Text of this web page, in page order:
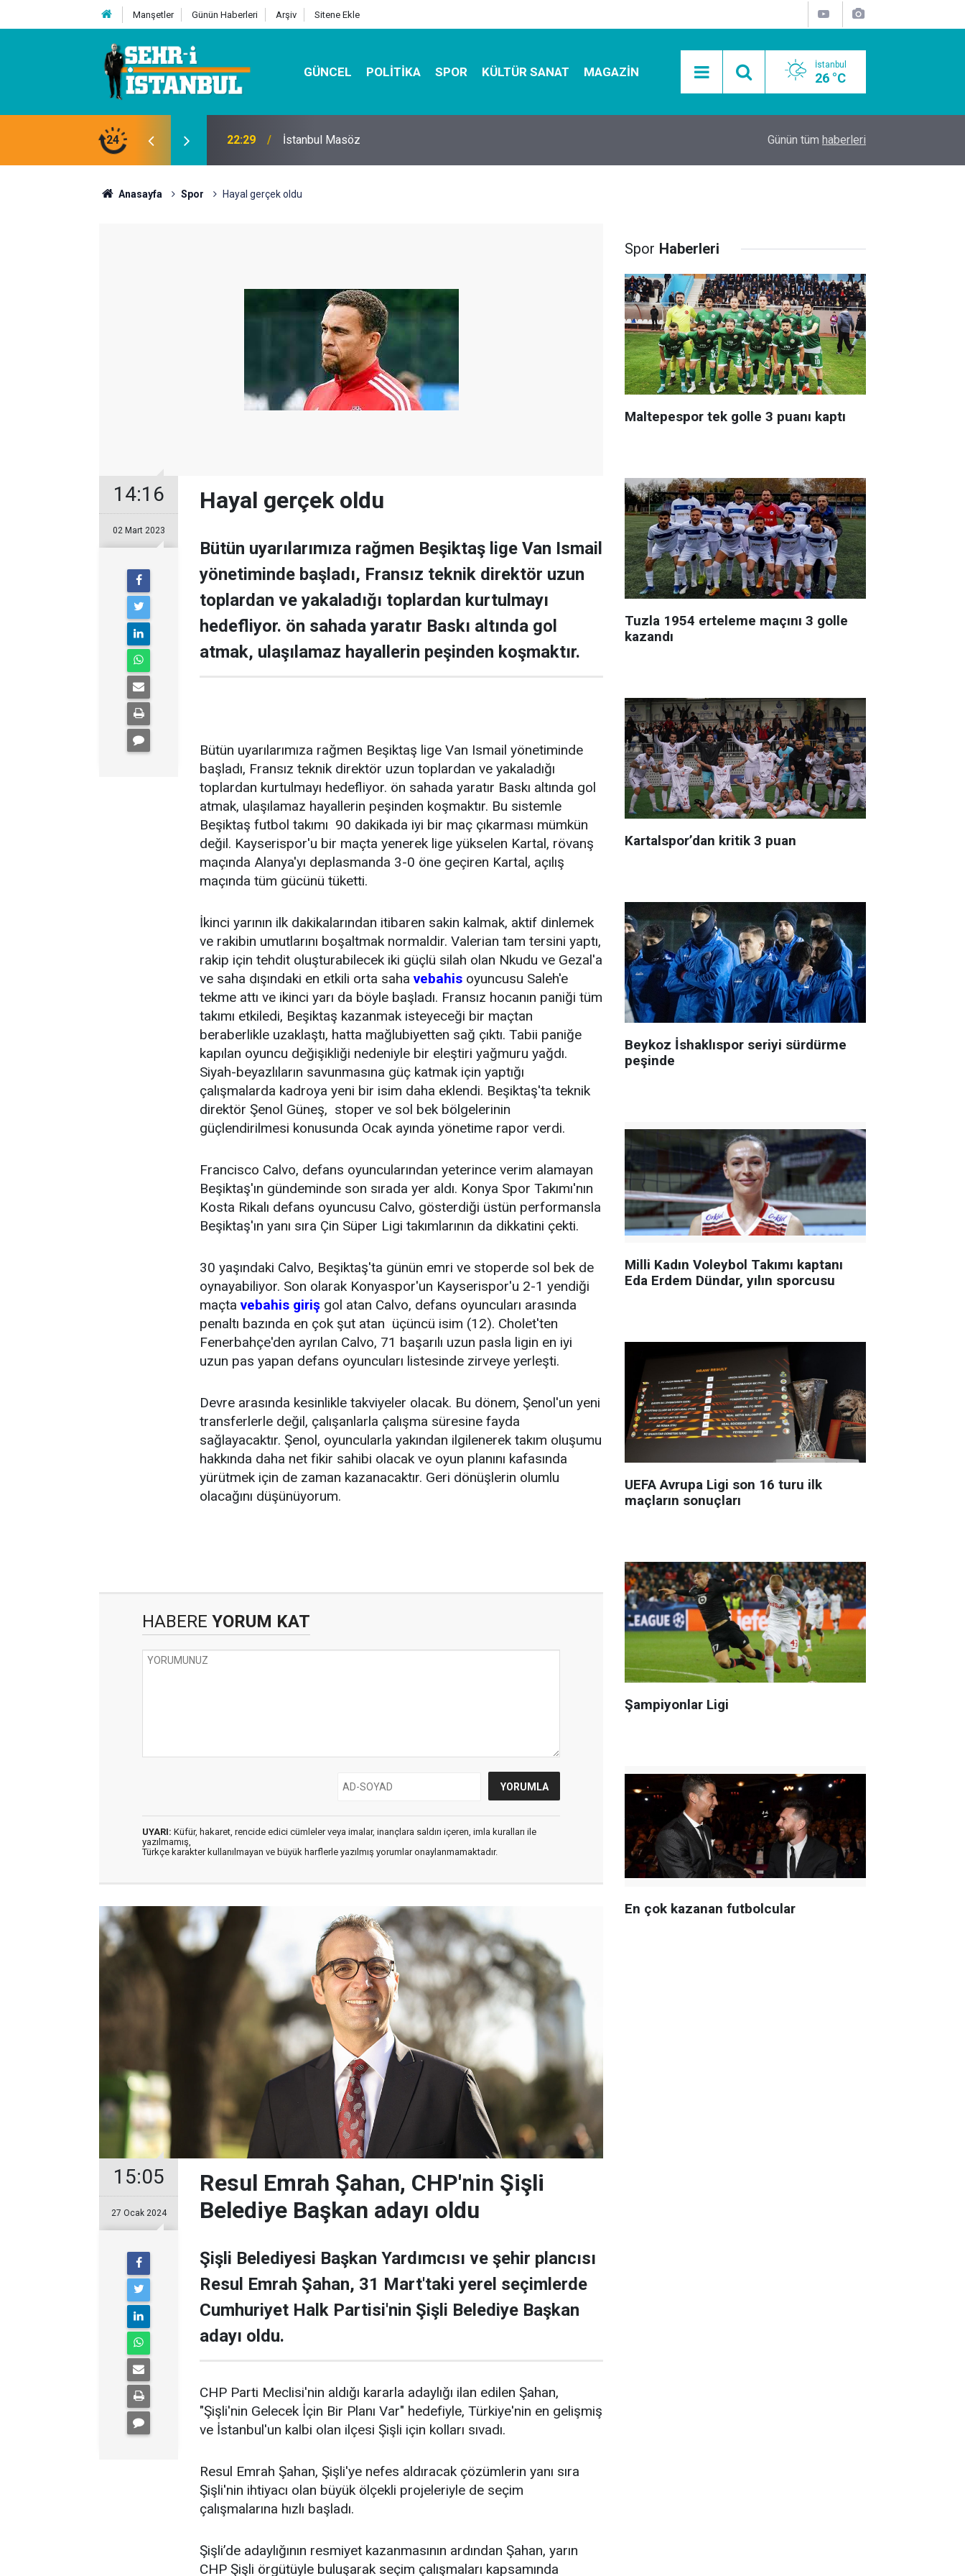
Manşetler Günün Haberleri Arşiv Sitene Ekle
GÜNCEL POLITIKA SPOR KÜLTÜR SANAT MAGAZIN İstanbul
26 °C
24 07:32 Kutu Sihirbazı ile Estetik, Dayanıklı ve Çevre Dostu Ambalaj Mobil Araçlarla Hayır Lokması Dağıtımının
Günün tüm haberleri
Anasayfa Spor Hayal gerçek oldu
14:16
02 Mart 2023
Hayal gerçek oldu
Bütün uyarılarımıza rağmen Beşiktaş lige Van Ismail
yönetiminde başladı, Fransız teknik direktör uzun
toplardan ve yakaladığı toplardan kurtulmayı
hedefliyor. ön sahada yaratır Baskı altında gol
atmak, ulaşılamaz hayallerin peşinden koşmaktır.
Bütün uyarılarımıza rağmen Beşiktaş lige Van Ismail yönetiminde
başladı, Fransız teknik direktör uzun toplardan ve yakaladığı
toplardan kurtulmayı hedefliyor. ön sahada yaratır Baskı altında gol
atmak, ulaşılamaz hayallerin peşinden koşmaktır. Bu sistemle
Beşiktaş futbol takımı 90 dakikada iyi bir maç çıkarması mümkün
değil. Kayserispor'u bir maçta yenerek lige yükselen Kartal, rövanş
maçında Alanya'yı deplasmanda 3-0 öne geçiren Kartal, açılış
maçında tüm gücünü tüketti.
İkinci yarının ilk dakikalarından itibaren sakin kalmak, aktif dinlemek
ve rakibin umutlarını boşaltmak normaldir. Valerian tam tersini yaptı,
rakip için tehdit oluşturabilecek iki güçlü silah olan Nkudu ve Gezal'a
ve saha dışındaki en etkili orta sahavebahis oyuncusu Saleh'e
tekme attı ve ikinci yarı da böyle başladı. Fransız hocanın paniği tüm
takımı etkiledi, Beşiktaş kazanmak isteyeceği bir maçtan
beraberlikle uzaklaştı, hatta mağlubiyetten sağ çıktı. Tabii paniğe
kapılan oyuncu değişikliği nedeniyle bir eleştiri yağmuru yağdı.
Siyah-beyazlıların savunmasına güç katmak için yaptığı
çalışmalarda kadroya yeni bir isim daha eklendi. Beşiktaş'ta teknik
direktör Şenol Güneş, stoper ve sol bek bölgelerinin
güçlendirilmesi konusunda Ocak ayında yönetime rapor verdi.
Francisco Calvo, defans oyuncularından yeterince verim alamayan
Beşiktaş'ın gündeminde son sırada yer aldı. Konya Spor Takımı'nın
Kosta Rikalı defans oyuncusu Calvo, gösterdiği üstün performansla
Beşiktaş'ın yanı sıra Çin Süper Ligi takımlarının da dikkatini çekti.
30 yaşındaki Calvo, Beşiktaş'ta günün emri ve stoperde sol bek de
oynayabiliyor. Son olarak Konyaspor'un Kayserispor'u 2-1 yendiği
maçtavebahis giriş gol atan Calvo, defans oyuncuları arasında
penaltı bazında en çok şut atan üçüncü isim (12). Cholet'ten
Fenerbahçe'den ayrılan Calvo, 71 başarılı uzun pasla ligin en iyi
uzun pas yapan defans oyuncuları listesinde zirveye yerleşti.
Devre arasında kesinlikle takviyeler olacak. Bu dönem, Şenol'un yeni
transferlerle değil, çalışanlarla çalışma süresine fayda
sağlayacaktır. Şenol, oyuncularla yakından ilgilenerek takım oluşumu
hakkında daha net fikir sahibi olacak ve oyun planını kafasında
yürütmek için de zaman kazanacaktır. Geri dönüşlerin olumlu
olacağını düşünüyorum.
HABERE YORUM KAT
UYARI: Küfür, hakaret, rencide edici cümleler veya imalar, inançlara saldırı içeren, imla kuralları ile
yazılmamış,
Türkçe karakter kullanılmayan ve büyük harflerle yazılmış yorumlar onaylanmamaktadır.
15:05
27 Ocak 2024
Resul Emrah Şahan, CHP'nin Şişli
Belediye Başkan adayı oldu
Şişli Belediyesi Başkan Yardımcısı ve şehir plancısı
Resul Emrah Şahan, 31 Mart'taki yerel seçimlerde
Cumhuriyet Halk Partisi'nin Şişli Belediye Başkan
adayı oldu.
CHP Parti Meclisi'nin aldığı kararla adaylığı ilan edilen Şahan,
"Şişli'nin Gelecek İçin Bir Planı Var" hedefiyle, Türkiye'nin en gelişmiş
ve İstanbul'un kalbi olan ilçesi Şişli için kolları sıvadı.
Resul Emrah Şahan, Şişli'ye nefes aldıracak çözümlerin yanı sıra
Şişli'nin ihtiyacı olan büyük ölçekli projeleriyle de seçim
çalışmalarına hızlı başladı.
Şişli’de adaylığının resmiyet kazanmasının ardından Şahan, yarın
CHP Şişli örgütüyle buluşarak seçim çalışmaları kapsamında
Spor Haberleri
Maltepespor tek golle 3 puanı kaptı
Tuzla 1954 erteleme maçını 3 golle
kazandı
Kartalspor’dan kritik 3 puan
Beykoz İshaklıspor seriyi sürdürme
peşinde
Milli Kadın Voleybol Takımı kaptanı
Eda Erdem Dündar, yılın sporcusu
UEFA Avrupa Ligi son 16 turu ilk
maçların sonuçları
Şampiyonlar Ligi
En çok kazanan futbolcular